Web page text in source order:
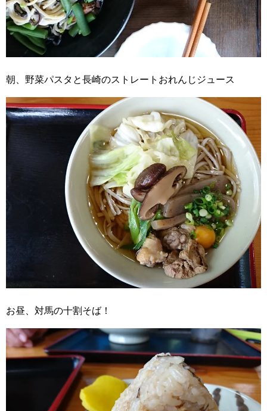
朝、野菜パスタと長崎のストレートおれんじジュース
お昼、対馬の十割そば！